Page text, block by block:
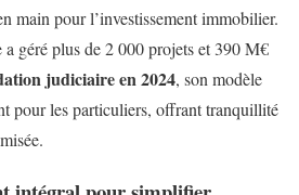
main pour l’investissement immobilier.
géré plus de 2 000 projets et 390 M€
judiciaire en 2024, son modèle
pour les particuliers, offrant tranquillité